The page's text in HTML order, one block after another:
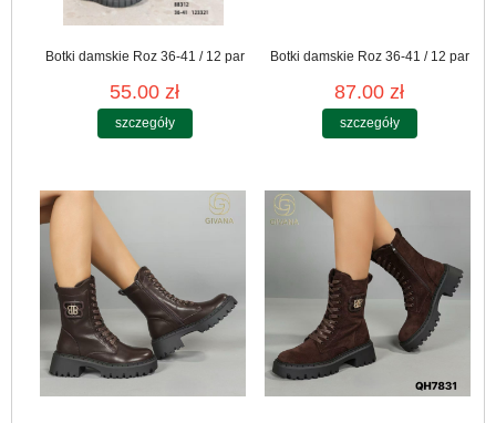
Botki damskie Roz 36-41 / 12 par
55.00 zł
szczegóły
Botki damskie Roz 36-41 / 12 par
87.00 zł
szczegóły